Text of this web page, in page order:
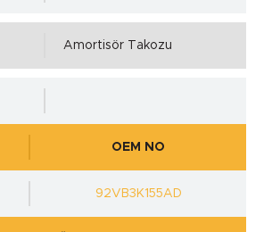
Amortisör Takozu
OEM NO
92VB3K155AD